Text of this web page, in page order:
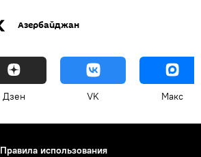
Азербайджан
Дзен VK Макс
Правила использования